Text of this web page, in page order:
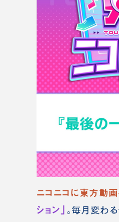
ニコニコに東方動画
ション」 。毎月変わ